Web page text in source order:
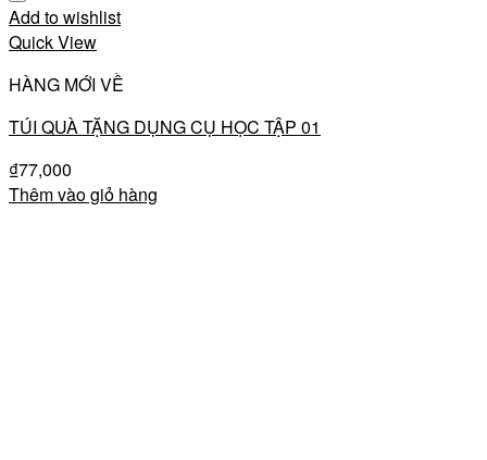
Add to wishlist
Quick View
HÀNG MỚI VỀ
TÚI QUÀ TẶNG DỤNG CỤ HỌC TẬP 01
₫77,000
Thêm vào giỏ hàng